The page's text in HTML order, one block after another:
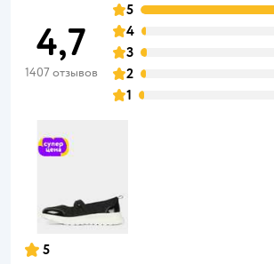
4,7
1407 отзывов
5
4
3
2
1
5